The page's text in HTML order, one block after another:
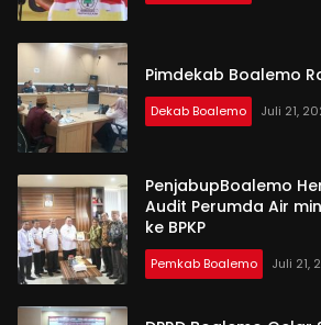
Pimdekab Boalemo
Dekab Boalemo Juli 21,
PenjabupBoalemo
Audit Perumda Air
ke BPKP
Pemkab Boalemo Juli 21,